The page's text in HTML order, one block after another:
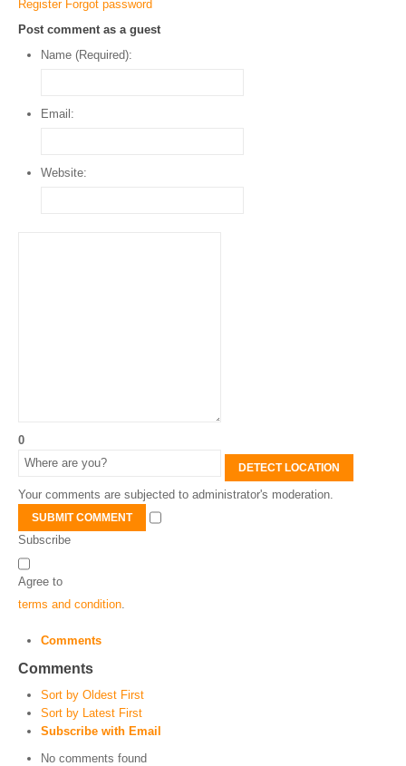
Register Forgot password
Post comment as a guest
Name (Required):
Email:
Website:
0
DETECT LOCATION
Your comments are subjected to administrator's moderation.
SUBMIT COMMENT
Subscribe
Agree to
terms and condition
Comments
Comments
Sort by Oldest First
Sort by Latest First
Subscribe with Email
No comments found